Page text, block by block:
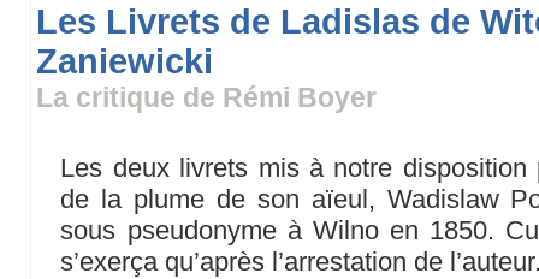
Les Livrets de Ladislas de
Zaniewicki
La critique de Rémi Boyer
Les deux livrets mis à notre
de la plume de son aïeul, Wadislaw
sous pseudonyme à Wilno en 1850.
s’exerça qu’après l’arrestation de